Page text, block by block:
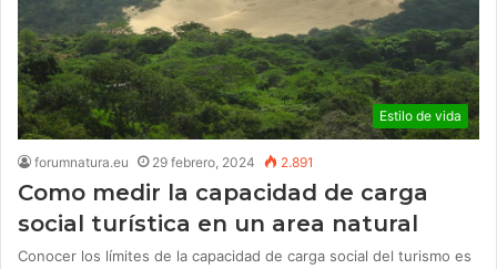
Estilo de vida
forumnatura.eu 29 febrero, 2024 2.891
Como medir la capacidad de carga
social turística en un area natural
Conocer los límites de la capacidad de carga social del turismo es